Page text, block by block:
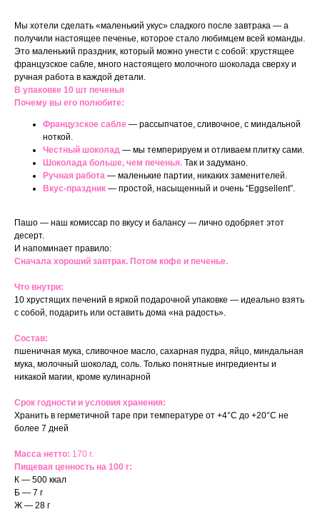
Мы хотели сделать «маленький укус» сладкого после завтрака — а
получили настоящее печенье, которое стало любимцем всей команды.
Это маленький праздник, который можно унести с собой: хрустящее
французское сабле, много настоящего молочного шоколада сверху и
ручная работа в каждой детали.
В упаковке 10 шт печенья
Почему вы его полюбите:
Французское сабле — рассыпчатое, сливочное, с миндальной
ноткой.
Честный шоколад — мы темперируем и отливаем плитку сами.
Шоколада больше, чем печенья. Так и задумано.
Ручная работа — маленькие партии, никаких заменителей.
Вкус-праздник — простой, насыщенный и очень “Eggsellent”.
Пашо — наш комиссар по вкусу и балансу — лично одобряет этот
десерт.
И напоминает правило:
Сначала хороший завтрак. Потом кофе и печенье.
Что внутри:
10 хрустящих печений в яркой подарочной упаковке — идеально взять
с собой, подарить или оставить дома «на радость».
Состав:
пшеничная мука, сливочное масло, сахарная пудра, яйцо, миндальная
мука, молочный шоколад, соль. Только понятные ингредиенты и
никакой магии, кроме кулинарной
Срок годности и условия хранения:
Хранить в герметичной таре при температуре от +4°C до +20°C не
более 7 дней
Масса нетто: 170 г.
Пищевая ценность на 100 г:
К — 500 ккал
Б — 7 г
Ж — 28 г